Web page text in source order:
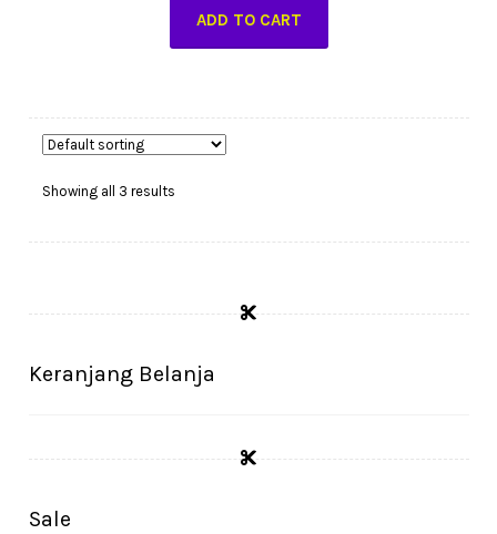
ADD TO CART
Showing all 3 results
Keranjang Belanja
Sale